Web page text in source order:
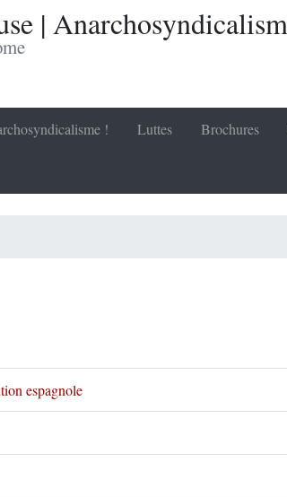
|
! Luttes Brochures
espagnole